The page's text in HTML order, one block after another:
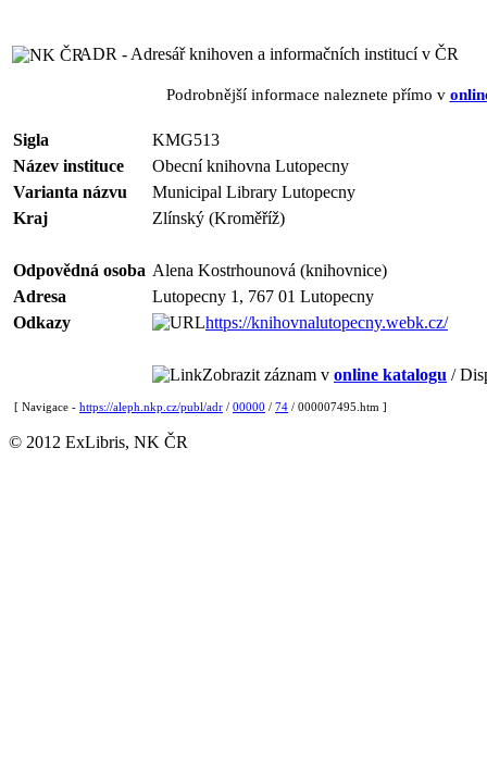
ADR - Adresář knihoven a informačních institucí v ČR
Podrobnější informace naleznete přímo v
Sigla
KMG513
Název instituce
Obecní knihovna Lutopecny
Varianta názvu
Municipal Library Lutopecny
Kraj
Zlínský (Kroměříž)
Odpovědná osoba Alena Kostrhounová (knihovnice)
Adresa
Lutopecny 1, 767 01 Lutopecny
Odkazy
https://knihovnalutopecny.webk.cz/
Zobrazit záznam v online katalogu /
[ Navigace - https://aleph.nkp.cz/publ/adr / 00000 / 74 / 000007495.htm ]
© 2012 ExLibris, NK ČR